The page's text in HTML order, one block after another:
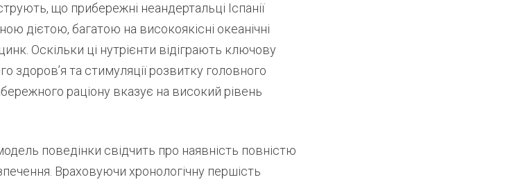
що прибережні неандертальці Іспанії
дієтою, багатою на високоякісні океанічні
Оскільки ці нутрієнти відіграють ключову
здоров’я та стимуляції розвитку головного
раціону вказує на високий рівень
поведінки свідчить про наявність повністю
Враховуючи хронологічну першість